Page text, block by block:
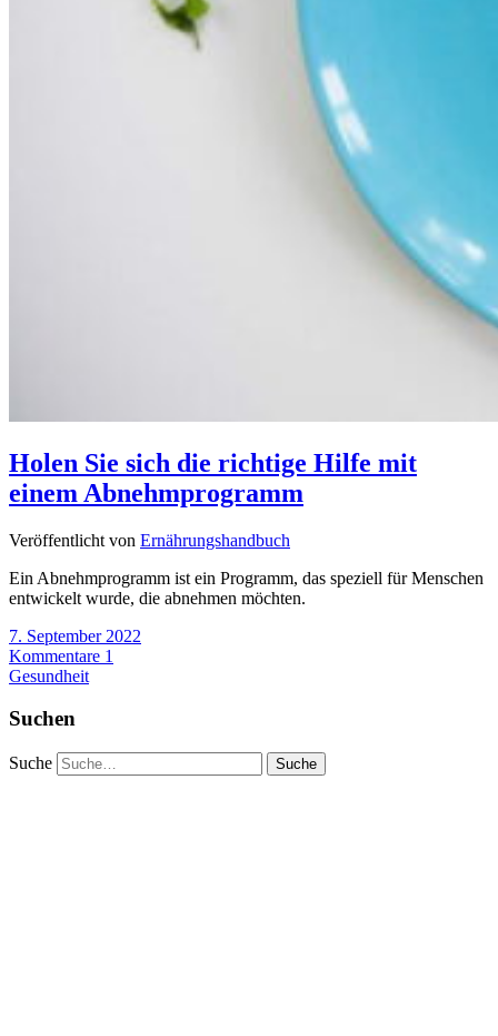
Holen Sie sich die richtige Hilfe mit
einem Abnehmprogramm
Veröffentlicht von Ernährungshandbuch
Ein Abnehmprogramm ist ein Programm, das speziell für Menschen
entwickelt wurde, die abnehmen möchten.
7. September 2022
Kommentare 1
Gesundheit
Suchen
Suche